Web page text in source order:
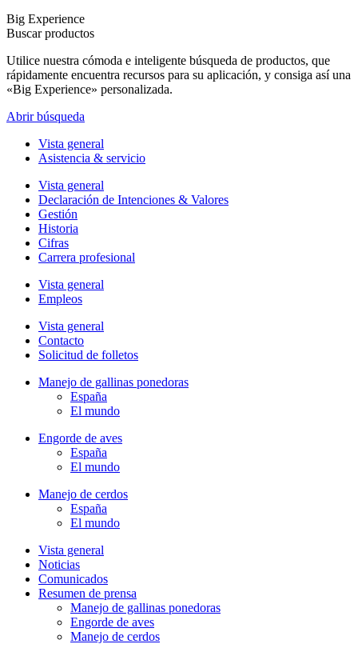
Big Experience
Buscar productos
Utilice nuestra cómoda e inteligente búsqueda de productos, que
rápidamente encuentra recursos para su aplicación, y consiga así una
«Big Experience» personalizada.
Abrir búsqueda
Vista general
Asistencia & servicio
Vista general
Declaración de Intenciones & Valores
Gestión
Historia
Cifras
Carrera profesional
Vista general
Empleos
Vista general
Contacto
Solicitud de folletos
Manejo de gallinas ponedoras
España
El mundo
Engorde de aves
España
El mundo
Manejo de cerdos
España
El mundo
Vista general
Noticias
Comunicados
Resumen de prensa
Manejo de gallinas ponedoras
Engorde de aves
Manejo de cerdos